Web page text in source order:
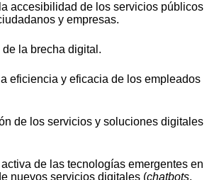
accesibilidad de los servicios públicos
y empresas.
la brecha digital.
eficiencia y eficacia de los empleados
de los servicios y soluciones digitales
de las tecnologías emergentes en
nuevos servicios digitales (chatbots,